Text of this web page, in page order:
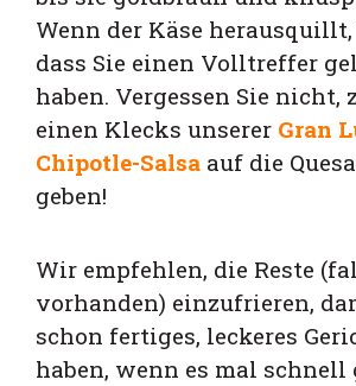
Wenn der Käse
dass Sie einen Volltreffer
haben. Vergessen Sie nicht,
einen Klecks unserer Gran
Chipotle-Salsa auf die
geben!
Wir empfehlen, die Reste
vorhanden) einzufrieren,
schon fertiges, leckeres
haben, wenn es mal schnell